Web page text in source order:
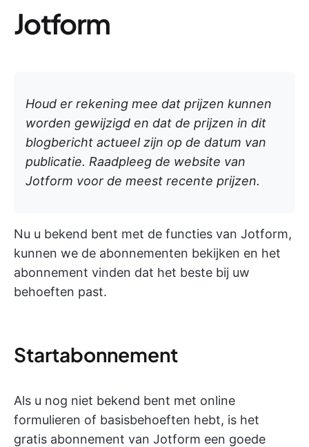
Jotform
Houd er rekening mee dat prijzen kunnen
worden gewijzigd en dat de prijzen in dit
blogbericht actueel zijn op de datum van
publicatie. Raadpleeg de website van
Jotform voor de meest recente prijzen.
Nu u bekend bent met de functies van Jotform,
kunnen we de abonnementen bekijken en het
abonnement vinden dat het beste bij uw
behoeften past.
Startabonnement
Als u nog niet bekend bent met online
formulieren of basisbehoeften hebt, is het
gratis abonnement van Jotform een goede